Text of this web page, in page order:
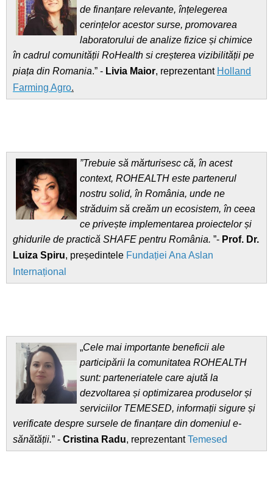
de finanțare relevante, înțelegerea
cerințelor acestor surse, promovarea
laboratorului de analize fizice și chimice
în cadrul comunității RoHealth si creșterea vizibilității pe
piața din Romania.” - Livia Maior, reprezentant Holland
Farming Agro.
”Trebuie să mărturisesc că, în acest
context, ROHEALTH este partenerul
nostru solid, în România, unde ne
străduim să creăm un ecosistem, în ceea
ce privește implementarea proiectelor și
ghidurile de practică SHAFE pentru România. ”- Prof. Dr.
Luiza Spiru, președintele Fundației Ana Aslan
Internațional
„Cele mai importante beneficii ale
participării la comunitatea ROHEALTH
sunt: parteneriatele care ajută la
dezvoltarea și optimizarea produselor și
serviciilor TEMESED, informații sigure și
verificate despre sursele de finanțare din domeniul e-
sănătății.” - Cristina Radu, reprezentantTemesed